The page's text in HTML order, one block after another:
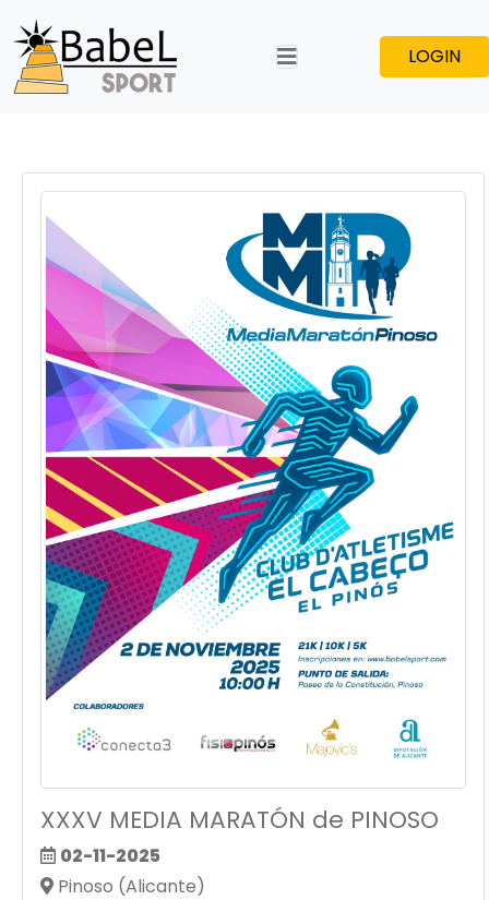
LOGIN
XXXV MEDIA MARATÓN de PINOSO
02-11-2025
Pinoso (Alicante)